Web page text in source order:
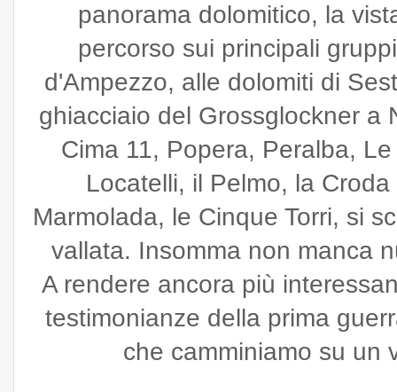
panorama dolomitico, la
percorso sui principali
d'Ampezzo, alle dolomiti di
ghiacciaio del Grossglockner a
Cima 11, Popera, Peralba,
Locatelli, il Pelmo, la
Marmolada, le Cinque Torri, si
vallata. Insomma non manca
A rendere ancora più
testimonianze della prima
che camminiamo su un